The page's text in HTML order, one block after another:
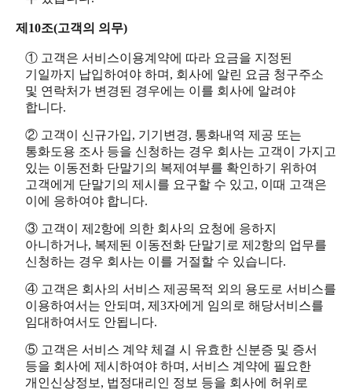
제10조(고객의 의무)
① 고객은 서비스이용계약에 따라 요금을 지정된
기일까지 납입하여야 하며, 회사에 알린 요금 청구주소
및 연락처가 변경된 경우에는 이를 회사에 알려야
합니다.
② 고객이 신규가입, 기기변경, 통화내역 제공 또는
통화도용 조사 등을 신청하는 경우 회사는 고객이 가지고
있는 이동전화 단말기의 복제여부를 확인하기 위하여
고객에게 단말기의 제시를 요구할 수 있고, 이때 고객은
이에 응하여야 합니다.
③ 고객이 제2항에 의한 회사의 요청에 응하지
아니하거나, 복제된 이동전화 단말기로 제2항의 업무를
신청하는 경우 회사는 이를 거절할 수 있습니다.
④ 고객은 회사의 서비스 제공목적 외의 용도로 서비스를
이용하여서는 안되며, 제3자에게 임의로 해당서비스를
임대하여서도 안됩니다.
⑤ 고객은 서비스 계약 체결 시 유효한 신분증 및 증서
등을 회사에 제시하여야 하며, 서비스 계약에 필요한
개인신상정보, 법정대리인 정보 등을 회사에 허위로